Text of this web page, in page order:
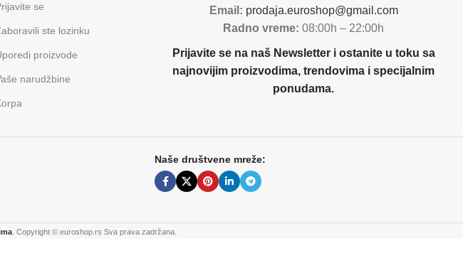
se
ste lozinku
proizvode
narudžbine
Email: prodaja.euroshop@gmail.com
Radno vreme: 08:00h – 22:00h
Prijavite se na naš Newsletter i ostanite u toku sa
najnovijim proizvodima, trendovima i specijalnim
ponudama.
Naše društvene mreže:
. Copyright © euroshop.rs Sva prava zadržana.